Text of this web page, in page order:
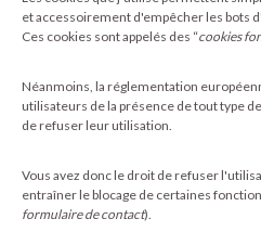
et accessoirement d'empêcher les bots
Ces cookies sont appelés des “cookies
Néanmoins, la réglementation
utilisateurs de la présence de tout type
de refuser leur utilisation.
Vous avez donc le droit de refuser
entraîner le blocage de certaines
formulaire de contact).